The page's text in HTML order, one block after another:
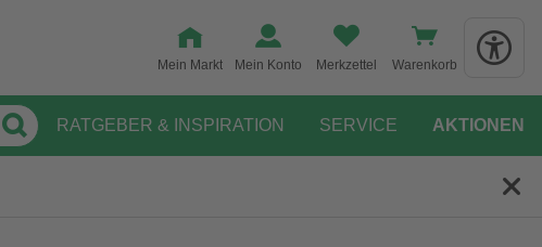
Mein Markt Mein Konto Merkzettel Warenkorb
RATGEBER & INSPIRATION SERVICE AKTIONEN